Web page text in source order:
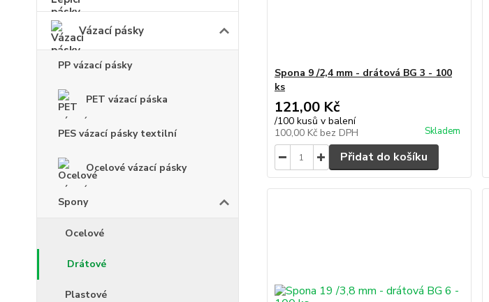
Vázací pásky
PP vázací pásky
PET vázací páska
PES vázací pásky textilní
Ocelové vázací pásky
Spony
Ocelové
Drátové
Plastové
Spona 9 /2,4 mm - drátová BG 3 - 100
ks
121,00 Kč
/100 kusů v balení
100,00 Kč bez DPH Skladem
Přidat do košíku